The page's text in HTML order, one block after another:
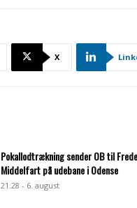
X
Pokallodtrækning sender OB til
Middelfart på udebane i Odense
21:28 - 6. august